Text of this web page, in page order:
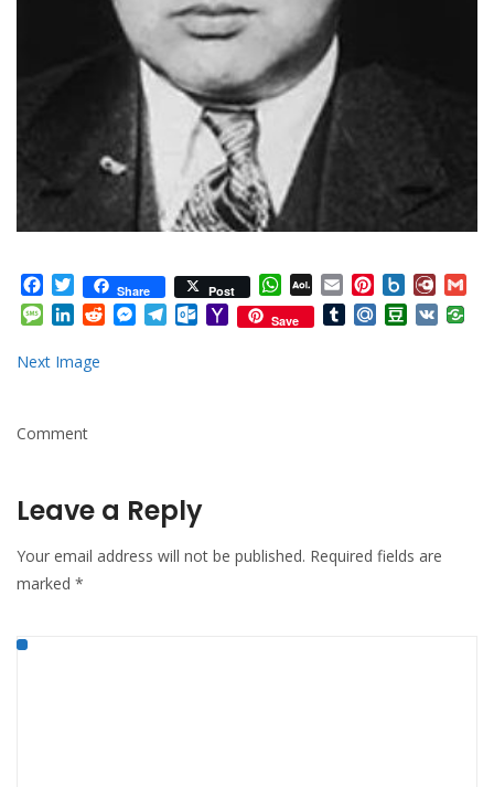
Facebook
TwitterShare Post WhatsApp
AOL
Mail
Email Pinterest
Box.net
Message
LinkedIn
RedditMessenger
Telegram
Outlook.com
Yahoo
Mail
Save TumblrMail.RuDouban
VK
Next Image
Comment
Leave a Reply
Your email address will not be published. Required fields are
marked *